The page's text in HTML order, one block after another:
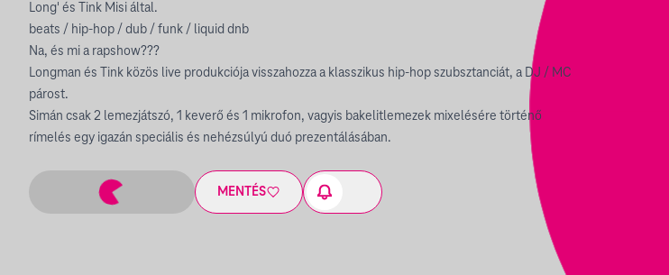
Long' és Tink Misi által.
beats / hip-hop / dub / funk / liquid dnb
Na, és mi a rapshow???
Longman és Tink közös live produkciója visszahozza a klasszikus hip-hop szubsztanciát, a DJ / MC
párost.
Simán csak 2 lemezjátszó, 1 keverő és 1 mikrofon, vagyis bakelitlemezek mixelésére történő
rímelés egy igazán speciális és nehézsúlyú duó prezentálásában.
MENTÉS